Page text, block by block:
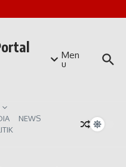
di Teluk Benoa
Men
u
NEWS